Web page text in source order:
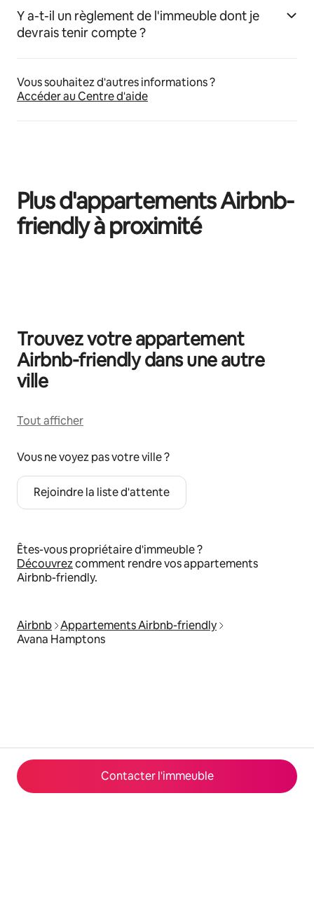
Contacter l'immeuble
Y a-t-il un règlement de l'immeuble dont je
devrais tenir compte ?
Vous souhaitez d'autres informations ?
Accéder au Centre d'aide
Plus d'appartements Airbnb-
friendly à proximité
Trouvez votre appartement
Airbnb-friendly dans une autre
ville
Tout afficher
Vous ne voyez pas votre ville ?
Rejoindre la liste d'attente
Êtes-vous propriétaire d'immeuble ?
Découvrezcomment rendre vos appartements
Airbnb-friendly.
Airbnb Appartements Airbnb-friendly
Avana Hamptons